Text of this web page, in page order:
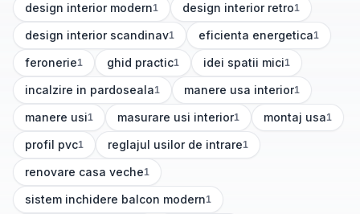
design interior modern
(1articole) 1 design interior retro
(1articole) 1
design interior scandinav
(1articole) 1 eficienta energetica
(1articole) 1
feronerie
(1articole)
1 ghid practic
(1articole) 1 idei spatii mici
(1articole) 1
incalzire in pardoseala
(1articole) 1 manere usa interior
(1articole) 1
manere usi
(1articole) 1 masurare usi interior
(1articole) 1 montaj usa
(1articole) 1
profil pvc
(1articole)
1 reglajul usilor de intrare
(1articole) 1
renovare casa veche
(1articole) 1
sistem inchidere balcon modern
(1articole) 1